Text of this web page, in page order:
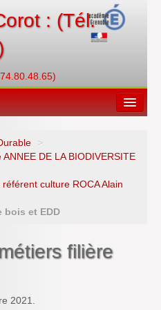
: (Tél.
>
DE LA BIODIVERSITE
culture ROCA Alain
bois et EDD
filière
2021.